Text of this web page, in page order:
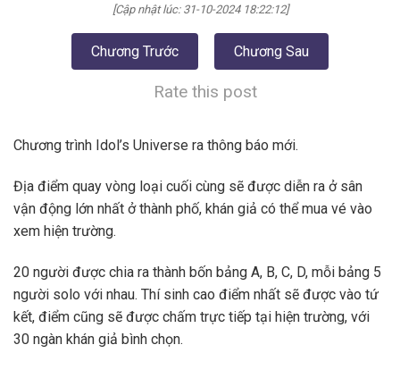
[Cập nhật lúc: 31-10-2024 18:22:12]
Chương Trước Chương Sau
Rate this post
Chương trình Idol’s Universe ra thông báo mới.
Địa điểm quay vòng loại cuối cùng sẽ được diễn ra ở sân
vận động lớn nhất ở thành phố, khán giả có thể mua vé vào
xem hiện trường.
20 người được chia ra thành bốn bảng A, B, C, D, mỗi bảng 5
người solo với nhau. Thí sinh cao điểm nhất sẽ được vào tứ
kết, điểm cũng sẽ được chấm trực tiếp tại hiện trường, với
30 ngàn khán giả bình chọn.